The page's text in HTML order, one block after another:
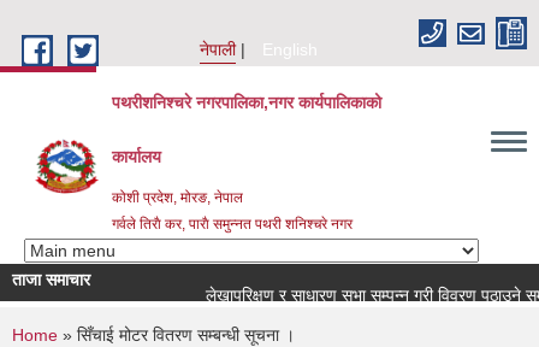
नेपाली
English
पथरीशनिश्चरे नगरपालिका,नगर कार्यपालिकाको
कार्यालय
कोशी प्रदेश, मोरङ, नेपाल
गर्वले तिराै कर, पाराै समुन्नत पथरी शनिश्चरे नगर
ताजा समाचार
लेखापरिक्षण र साधारण सभा सम्पन्न गरी विवरण पठाउने
Home » सिँचाई मोटर वितरण सम्बन्धी सूचना ।